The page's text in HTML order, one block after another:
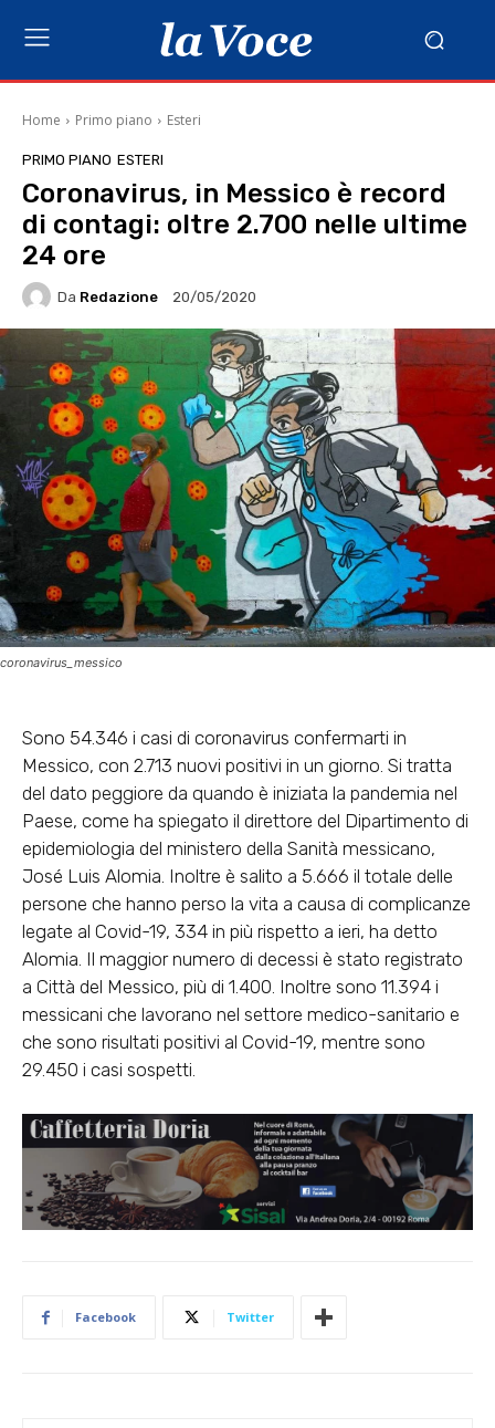
Home Primo piano Esteri
PRIMO PIANO ESTERI
Coronavirus, in Messico è record
di contagi: oltre 2.700 nelle ultime
24 ore
Da Redazione 20/05/2020
coronavirus_messico
Sono 54.346 i casi di coronavirus confermarti in
Messico, con 2.713 nuovi positivi in un giorno. Si tratta
del dato peggiore da quando è iniziata la pandemia nel
Paese, come ha spiegato il direttore del Dipartimento di
epidemiologia del ministero della Sanità messicano,
José Luis Alomia. Inoltre è salito a 5.666 il totale delle
persone che hanno perso la vita a causa di complicanze
legate al Covid-19, 334 in più rispetto a ieri, ha detto
Alomia. Il maggior numero di decessi è stato registrato
a Città del Messico, più di 1.400. Inoltre sono 11.394 i
messicani che lavorano nel settore medico-sanitario e
che sono risultati positivi al Covid-19, mentre sono
29.450 i casi sospetti.
Facebook Twitter